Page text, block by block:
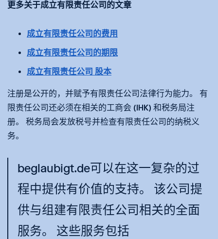
更多关于成立有限责任公司的文章
成立有限责任公司的费用
成立有限责任公司的期限
成立有限责任公司 股本
注册是公开的，并赋予有限责任公司法律行为能力。 有
限责任公司还必须在相关的工商会 (IHK) 和税务局注
册。 税务局会发放税号并检查有限责任公司的纳税义
务。
beglaubigt.de可以在这一复杂的过
程中提供有价值的支持。 该公司提
供与组建有限责任公司相关的全面
服务。 这些服务包括